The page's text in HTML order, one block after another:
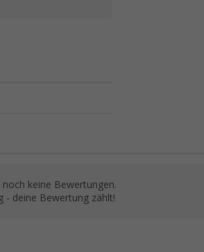
keine Bewertungen.
- deine Bewertung zählt!